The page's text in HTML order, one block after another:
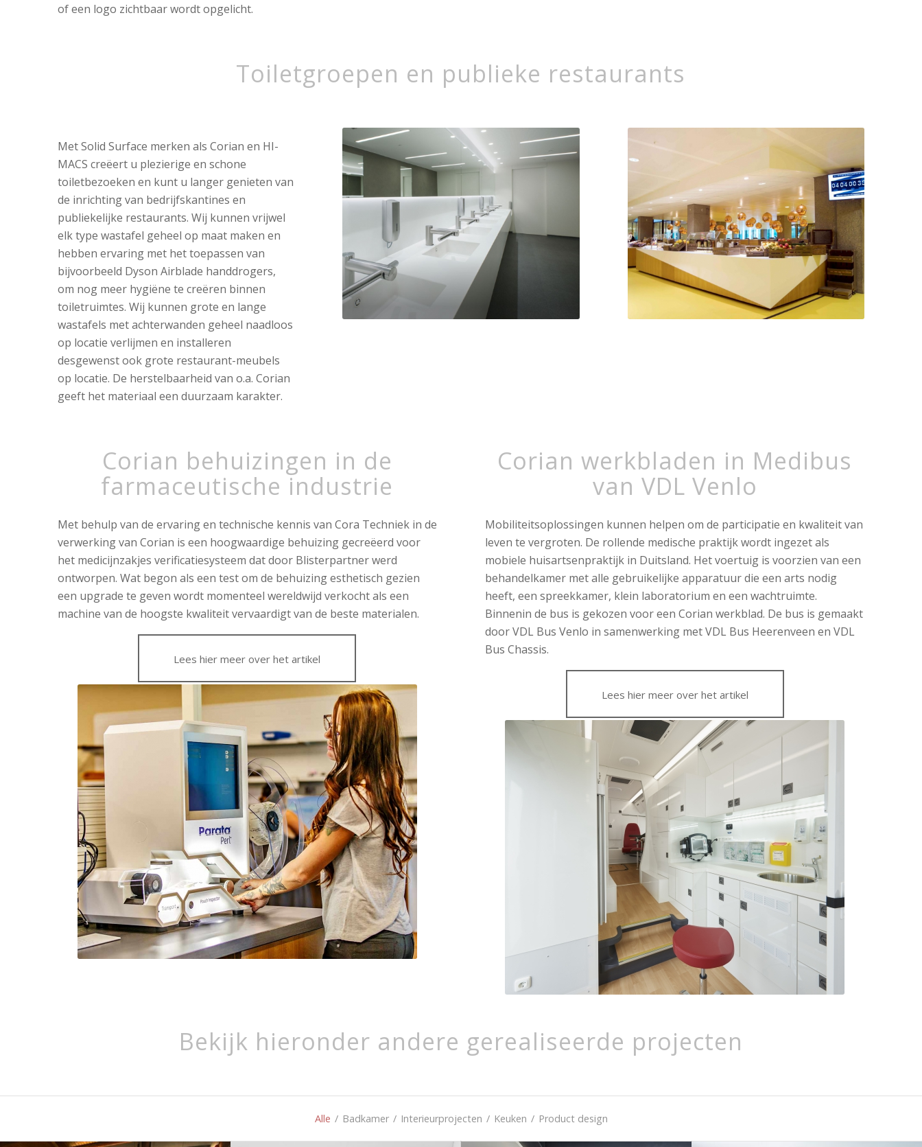
of een logo zichtbaar wordt opgelicht.
Toiletgroepen en publieke restaurants
Met Solid Surface merken als Corian en HI-
MACS creëert u plezierige en schone
toiletbezoeken en kunt u langer genieten van
de inrichting van bedrijfskantines en
publiekelijke restaurants. Wij kunnen vrijwel
elk type wastafel geheel op maat maken en
hebben ervaring met het toepassen van
bijvoorbeeld Dyson Airblade handdrogers,
om nog meer hygiëne te creëren binnen
toiletruimtes. Wij kunnen grote en lange
wastafels met achterwanden geheel naadloos
op locatie verlijmen en installeren
desgewenst ook grote restaurant-meubels
op locatie. De herstelbaarheid van o.a. Corian
geeft het materiaal een duurzaam karakter.
Corian behuizingen in de
farmaceutische industrie
Met behulp van de ervaring en technische kennis van Cora Techniek in de
verwerking van Corian is een hoogwaardige behuizing gecreëerd voor
het medicijnzakjes verificatiesysteem dat door Blisterpartner werd
ontworpen. Wat begon als een test om de behuizing esthetisch gezien
een upgrade te geven wordt momenteel wereldwijd verkocht als een
machine van de hoogste kwaliteit vervaardigt van de beste materialen.
Lees hier meer over het artikel
Corian werkbladen in Medibus
van VDL Venlo
Mobiliteitsoplossingen kunnen helpen om de participatie en kwaliteit van
leven te vergroten. De rollende medische praktijk wordt ingezet als
mobiele huisartsenpraktijk in Duitsland. Het voertuig is voorzien van een
behandelkamer met alle gebruikelijke apparatuur die een arts nodig
heeft, een spreekkamer, klein laboratorium en een wachtruimte.
Binnenin de bus is gekozen voor een Corian werkblad. De bus is gemaakt
door VDL Bus Venlo in samenwerking met VDL Bus Heerenveen en VDL
Bus Chassis.
Lees hier meer over het artikel
Bekijk hieronder andere gerealiseerde projecten
Alle / Badkamer / Interieurprojecten / Keuken / Product design